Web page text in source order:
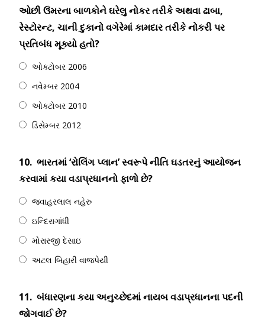
ઓછી ઉંમરના બાળકોને ઘરેલુ નોકર તરીકે અથવા ઢાબા,
રેસ્ટોરન્ટ, ચાની દુકાનો વગેરેમાં કામદાર તરીકે નોકરી પર
પ્રતિબંધ મૂક્યો હતો?
ઓક્ટોબર 2006
નવેમ્બર 2004
ઓક્ટોબર 2010
ડિસેમ્બર 2012
10. ભારતમાં ‘રોલિંગ પ્લાન’ સ્વરૂપે નીતિ ઘડતરનું આયોજન
કરવામાં કયા વડાપ્રધાનનો ફાળો છે?
જવાહરલાલ નહેરુ
ઇન્દિરાગાંધી
મોરારજી દેસાઇ
અટલ બિહારી વાજપેયી
11. બંધારણના કયા અનુચ્છેદમાં નાયબ વડાપ્રધાનના પદની
જોગવાઈ છે?